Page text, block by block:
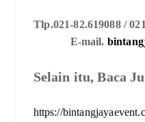
Tlp.021-82.619088 /
E-mail.
Selain itu, Baca
https://